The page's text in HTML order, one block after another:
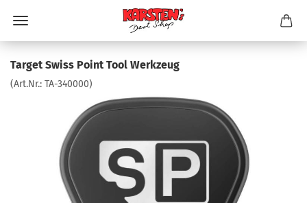
Target Swiss Point Tool Werkzeug
(Art.Nr.: TA-340000)